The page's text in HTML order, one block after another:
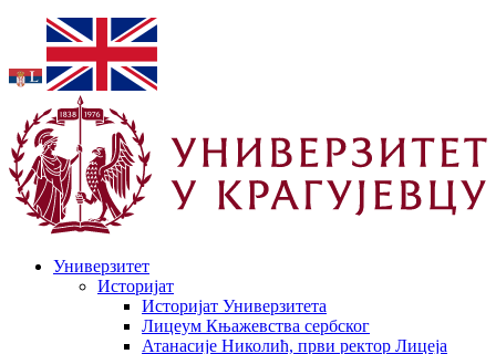
Универзитет
Историјат
Историјат Универзитета
Лицеум Књажевства сербског
Атанасије Николић, први ректор Лицеја